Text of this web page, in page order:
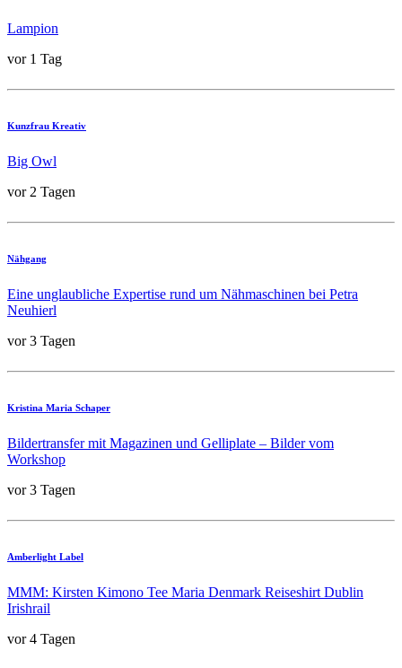
Lampion
vor 1 Tag
Kunzfrau Kreativ
Big Owl
vor 2 Tagen
Nähgang
Eine unglaubliche Expertise rund um Nähmaschinen bei Petra
Neuhierl
vor 3 Tagen
Kristina Maria Schaper
Bildertransfer mit Magazinen und Gelliplate – Bilder vom
Workshop
vor 3 Tagen
Amberlight Label
MMM: Kirsten Kimono Tee Maria Denmark Reiseshirt Dublin
Irishrail
vor 4 Tagen